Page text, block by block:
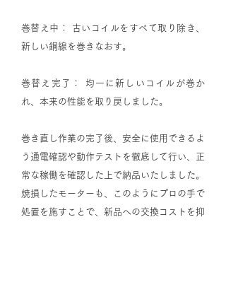
巻替え中： 古いコイルをすべて取り除き、
新しい銅線を巻きなおす。
巻替え完了： 均一に新しいコイルが巻か
れ、本来の性能を取り戻しました。
巻き直し作業の完了後、安全に使用できるよ
う通電確認や動作テストを徹底して行い、正
常な稼働を確認した上で納品いたしました。
焼損したモーターも、このようにプロの手で
処置を施すことで、新品への交換コストを抑